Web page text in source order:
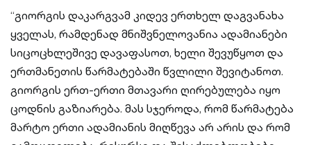
“გიორგის დაკარგვამ კიდევ ერთხელ დაგვანახა
ყველას, რამდენად მნიშვნელოვანია ადამიანები
სიცოცხლეშივე დავაფასოთ, ხელი შევუწყოთ და
ერთმანეთის წარმატებაში წვლილი შევიტანოთ.
გიორგის ერთ-ერთი მთავარი ღირებულება იყო
ცოდნის გაზიარება. მას სჯეროდა, რომ წარმატება
მარტო ერთი ადამიანის მიღწევა არ არის და რომ